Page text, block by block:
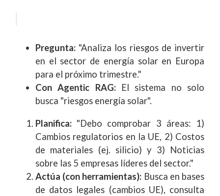
Pregunta: "Analiza los riesgos de invertir
en el sector de energía solar en Europa
para el próximo trimestre."
Con Agentic RAG:El sistema no solo
busca "riesgos energía solar".
Planifica: "Debo comprobar 3 áreas: 1)
Cambios regulatorios en la UE, 2) Costos
de materiales (ej. silicio) y 3) Noticias
sobre las 5 empresas líderes del sector."
Actúa (con herramientas): Busca en bases
de datos legales (cambios UE), consulta